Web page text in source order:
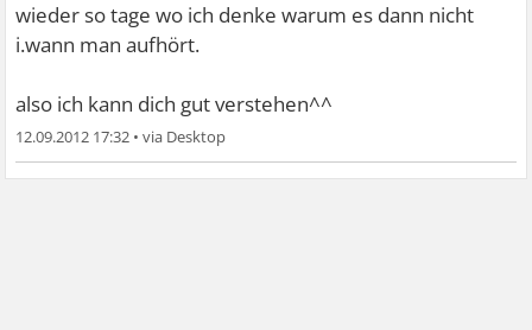
wieder so tage wo ich denke warum es dann nicht
i.wann man aufhört.
also ich kann dich gut verstehen^^
12.09.2012 17:32 •